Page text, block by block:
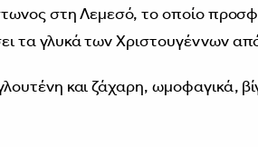
στη Λεμεσό, το οποίο
τα γλυκά των Χριστουγέννων
και ζάχαρη, ωμοφαγικά,